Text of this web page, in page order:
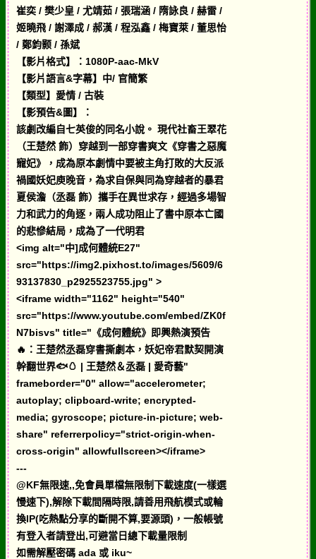
崔奕 / 樊少皇 / 尤靖茹 / 張瑞涵 / 隋詠良 / 赫雷 /
姬曉飛 / 謝澤成 / 郝漢 / 程泓鑫 / 梅寶萊 / 董思怡
/ 鄭鈞颢 / 孫斌
【影片格式】：1080P-aac-MkV
【影片語言&字幕】中/ 官簡繁
【類型】愛情 / 古裝
【影預告&圖】：
該劇改編自七英俊的同名小說。 現代社畜王翠花
（王楚然 飾）穿越到一部穿書爽文《穿書之惡魔
寵妃》，成為原本劇情中要被主角打敗的大反派
禍國妖妃庾晚音，為求自保與同為穿越者的暴君
夏侯澹（丞磊 飾）攜手在異世求存，經過多場智
力和武力的角逐，兩人成功阻止了書中原本亡國
的悲慘結局，成為了一代明君
<img alt="中]成何體統E27"
src="https://img2.pixhost.to/images/5609/6
93137830_p2925523755.jpg" >
<iframe width="1162" height="540"
src="https://www.youtube.com/embed/ZK0f
N7bisvs" title="《成何體統》即興熱演預告
🔥：王楚然丞磊穿書撕劇本，妖妃帝君默契開演
幹翻世界🐟🥚 | 王楚然＆丞磊 | 愛奇藝"
frameborder="0" allow="accelerometer;
autoplay; clipboard-write; encrypted-
media; gyroscope; picture-in-picture; web-
share" referrerpolicy="strict-origin-when-
cross-origin" allowfullscreen></iframe>
---
@KF無限速,,免會員單檔無限制下載速度(一樣選
慢速下),解除下載間隔時限,請善用飛航模式或輪
換IP(吃熱點分享的斷開不算,要源頭)，一般帳號
有登入者請登出,可避當日總下載量限制
如需解壓密碼 ada 或 iku~